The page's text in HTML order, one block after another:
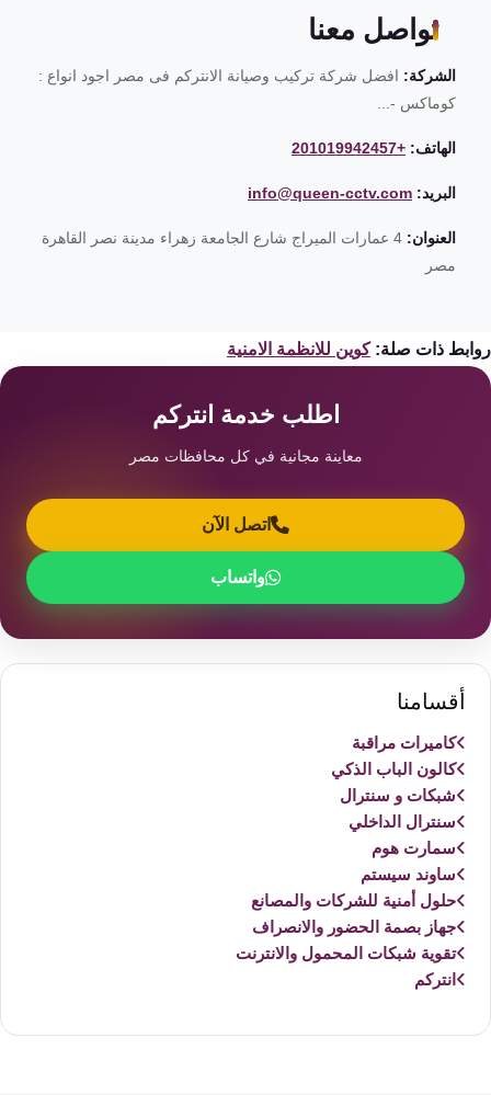
تواصل معنا
الشركة:افضل شركة تركيب وصيانة الانتركم فى مصر اجود انواع :
كوماكس -...
الهاتف: +201019942457
البريد: info@queen-cctv.com
العنوان:
4 عمارات الميراج شارع الجامعة زهراء مدينة نصر القاهرة
مصر
ذات صلة: كوين للانظمة الامنية
اطلب خدمة انتركم
معاينة مجانية في كل محافظات مصر
اتصل الآن
واتساب
أقسامنا
كاميرات مراقبة
كالون الباب الذكي
شبكات و سنترال
سنترال الداخلي
سمارت هوم
ساوند سيستم
حلول أمنية للشركات والمصانع
جهاز بصمة الحضور والانصراف
تقوية شبكات المحمول والانترنت
انتركم